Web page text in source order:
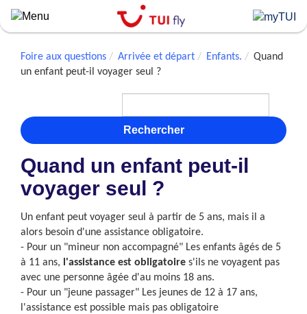
Skip
to
contentFoire aux questions Arrivée et départ Enfants.
Quand
un enfant peut-il voyager seul ?
Rechercher
Quand un enfant peut-il
voyager seul ?
Un enfant peut voyager seul à partir de 5 ans, mais il a
alors besoin d'une assistance obligatoire.
- Pour un "mineur non accompagné" Les enfants âgés de 5
à 11 ans,
l'assistance est obligatoire s'ils ne voyagent pas
avec une personne âgée d'au moins 18 ans.
- Pour un "jeune passager" Les jeunes de 12 à 17 ans,
l'assistance est possible mais pas obligatoire